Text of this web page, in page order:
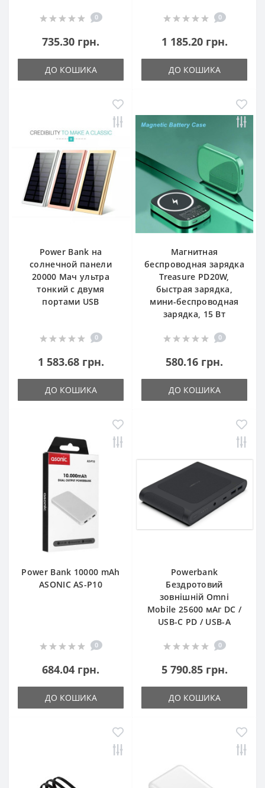
0
735.30 грн.
ДО КОШИКА
0
1 185.20 грн.
ДО КОШИКА
Power Bank на
солнечной панели
20000 Мач ультра
тонкий с двумя
портами USB
0
1 583.68 грн.
ДО КОШИКА
Магнитная
беспроводная зарядка
Treasure PD20W,
быстрая зарядка,
мини-беспроводная
зарядка, 15 Вт
0
580.16 грн.
ДО КОШИКА
Power Bank 10000 mAh
ASONIC AS-P10
0
684.04 грн.
ДО КОШИКА
Powerbank
Бездротовий
зовнішній Omni
Mobile 25600 мАг DC /
USB-C PD / USB-A
0
5 790.85 грн.
ДО КОШИКА